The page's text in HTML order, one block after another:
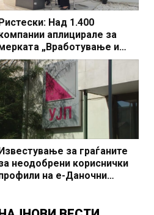
Ристески: Над 1.400
аплицирале за
„Вработување и
во Делчево 44 фирми
поддршка за 65 нови
за граѓаните
неодобрени кориснички
на е-Даночни